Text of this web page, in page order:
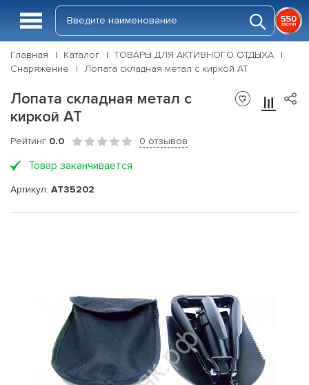
Главная Каталог
ТОВАРЫ ДЛЯ АКТИВНОГО ОТДЫХА
Снаряжение
Лопата складная метал с киркой АТ
Лопата складная метал с
киркой АТ
Рейтинг 0.0 0 отзывов
Товар заканчивается
Артикул: АТ35202